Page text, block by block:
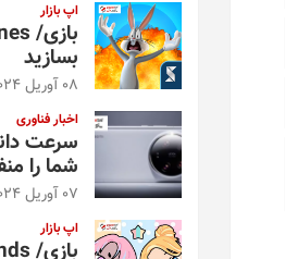
اپ بازار
بسازید
08 آوریل 2024
اخبار فناوری
سرعت
شما را
07 آوریل 2024
اپ بازار